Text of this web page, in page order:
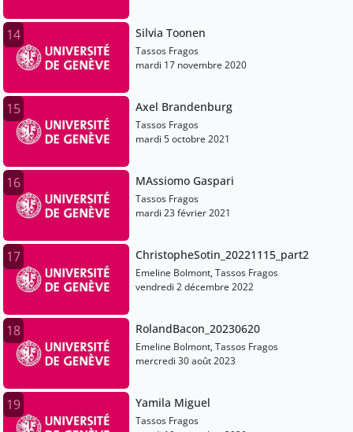
14 Silvia Toonen
Tassos Fragos
mardi 17 novembre 2020
15 Axel Brandenburg
Tassos Fragos
mardi 5 octobre 2021
16 MAssiomo Gaspari
Tassos Fragos
mardi 23 février 2021
17 ChristopheSotin_20221115_part2
Emeline Bolmont, Tassos Fragos
vendredi 2 décembre 2022
18 RolandBacon_20230620
Emeline Bolmont, Tassos Fragos
mercredi 30 août 2023
19 Yamila Miguel
Tassos Fragos